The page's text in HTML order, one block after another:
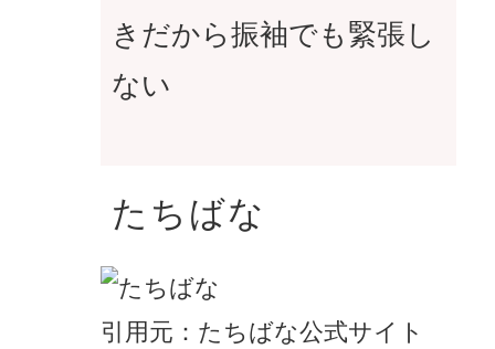
きだから振袖でも緊張し
ない
たちばな
引用元：たちばな公式サイト